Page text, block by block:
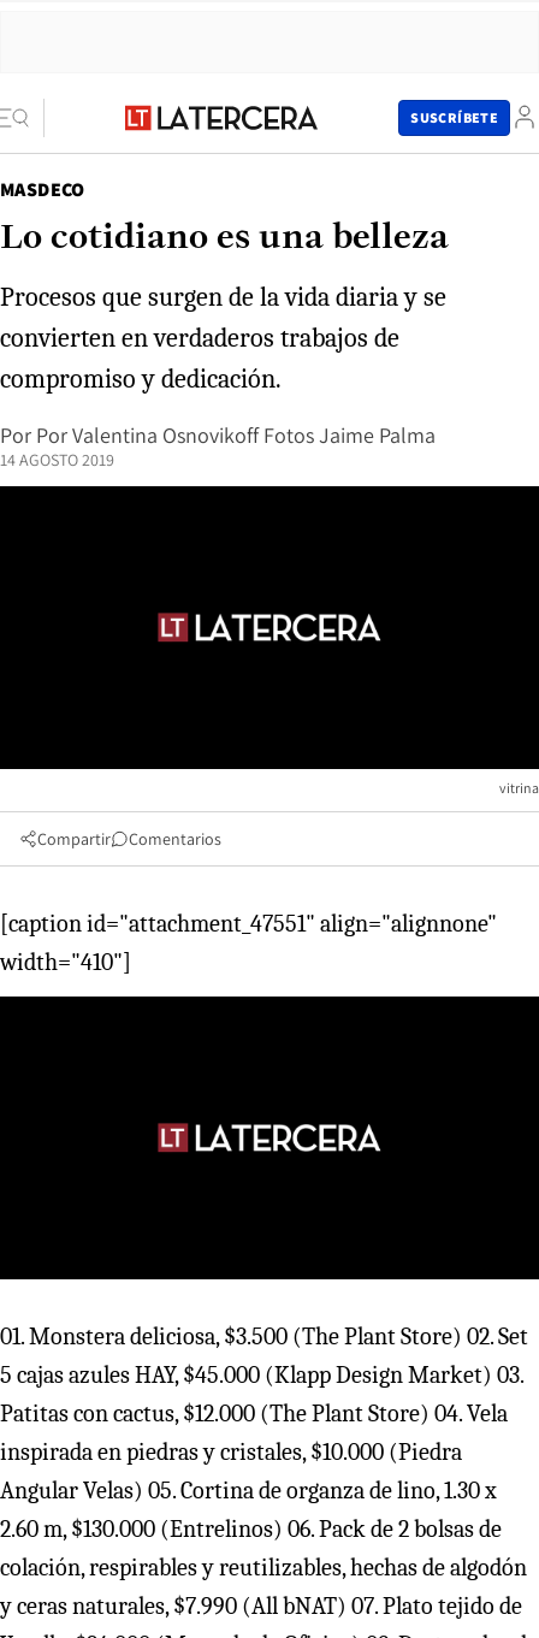
SUSCRÍBETE
MASDECO
Lo cotidiano es una belleza
Procesos que surgen de la vida diaria y se
convierten en verdaderos trabajos de
compromiso y dedicación.
Por Por Valentina Osnovikoff Fotos Jaime Palma
14 AGOSTO 2019
vitrina
Compartir Comentarios
[caption id="attachment_47551" align="alignnone"
width="410"]
01. Monstera deliciosa, $3.500 (The Plant Store) 02. Set
5 cajas azules HAY, $45.000 (Klapp Design Market) 03.
Patitas con cactus, $12.000 (The Plant Store) 04. Vela
inspirada en piedras y cristales, $10.000 (Piedra
Angular Velas) 05. Cortina de organza de lino, 1.30 x
2.60 m, $130.000 (Entrelinos) 06. Pack de 2 bolsas de
colación, respirables y reutilizables, hechas de algodón
y ceras naturales, $7.990 (All bNAT) 07. Plato tejido de